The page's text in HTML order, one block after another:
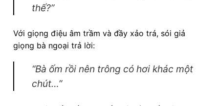
thế?”
Với giọng điệu âm trầm và đầy xảo trá, sói giả
giọng bà ngoại trả lời:
“Bà ốm rồi nên trông có hơi khác một
chút…”